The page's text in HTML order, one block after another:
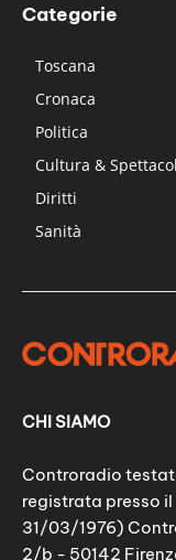
Categorie
Toscana
Cronaca
Politica
Cultura &
Diritti
Sanità
CHI SIAMO
Controradio
registrata presso
31/03/1976)
2/b - 50142